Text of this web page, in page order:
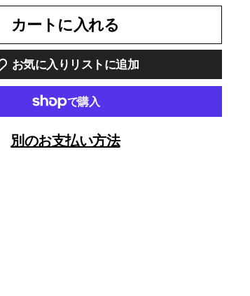
カートに入れる
お気に入りリストに追加
別のお支払い方法